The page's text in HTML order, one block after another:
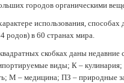
городов органическими
использования,
родов) в 60 странах мира.
скобках даны
виды; К –
М – медицина; ПЗ – природные